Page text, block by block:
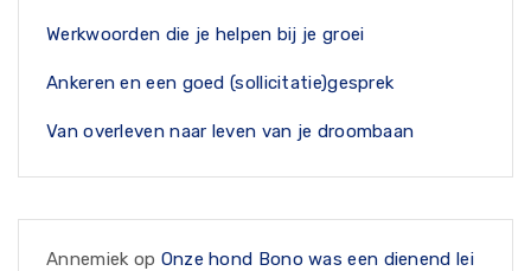
Werkwoorden die je helpen bij je groei
Ankeren en een goed (sollicitatie)gesprek
Van overleven naar leven van je droombaan
Annemiek op Onze hond Bono was een dienend lei